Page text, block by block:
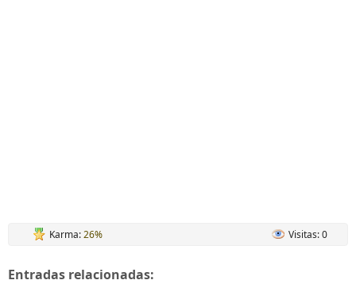
Karma:26% Visitas: 0
Entradas relacionadas: